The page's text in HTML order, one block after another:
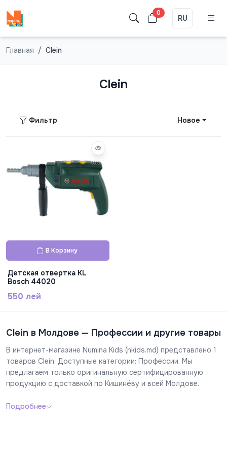
0
RU
Главная Clein
Clein
Фильтр Новое
В Корзину
Детская отвертка KL
Bosch 44020
550 лей
Clein в Молдове — Профессии и другие товары
В интернет-магазине Numina Kids (nkids.md) представлено 1
товаров Clein. Доступные категории: Профессии. Мы
предлагаем только оригинальную сертифицированную
продукцию с доставкой по Кишинёву и всей Молдове.
Подробнее